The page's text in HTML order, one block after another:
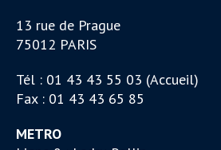
13 rue de Prague
75012 PARIS
Tél : 01 43 43 55 03 (Accueil)
Fax : 01 43 43 65 85
METRO